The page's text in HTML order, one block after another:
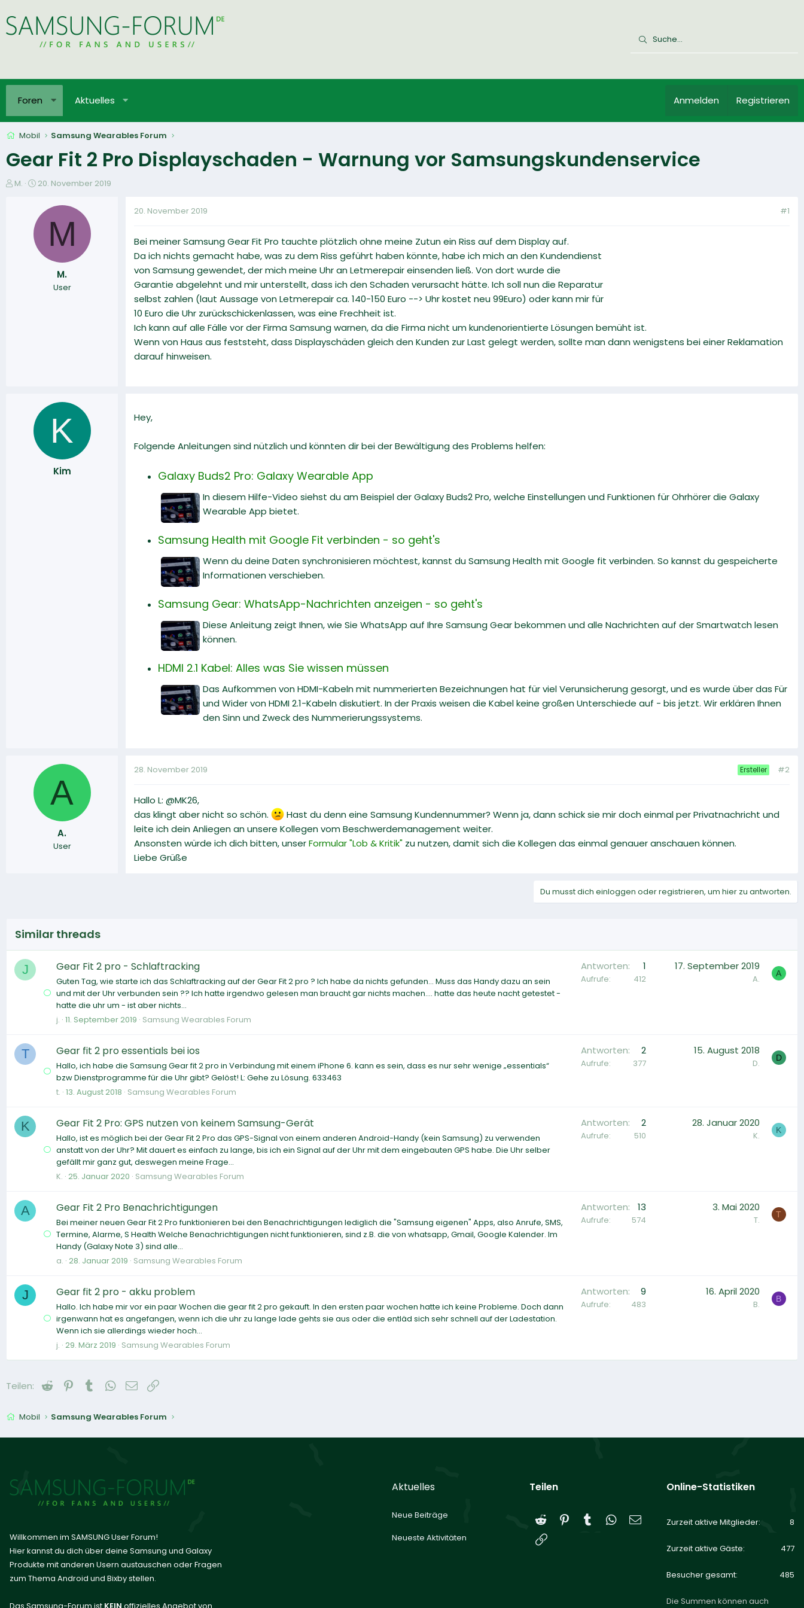
Foren Aktuelles Anmelden Registrieren
Mobil Samsung Wearables Forum
Gear Fit 2 Pro Displayschaden - Warnung vor Samsungskundenservice
E
M.
E
t
l
20. November 2019
M
M.
User
20. November 2019 #1
Bei meiner Samsung Gear Fit Pro tauchte plötzlich ohne meine Zutun ein Riss auf dem Display auf.
Da ich nichts gemacht habe, was zu dem Riss geführt haben könnte, habe ich mich an den Kundendienst
von Samsung gewendet, der mich meine Uhr an Letmerepair einsenden ließ. Von dort wurde die
Garantie abgelehnt und mir unterstellt, dass ich den Schaden verursacht hätte. Ich soll nun die Reparatur
selbst zahlen (laut Aussage von Letmerepair ca. 140-150 Euro --> Uhr kostet neu 99Euro) oder kann mir für
10 Euro die Uhr zurückschickenlassen, was eine Frechheit ist.
Ich kann auf alle Fälle vor der Firma Samsung warnen, da die Firma nicht um kundenorientierte Lösungen bemüht ist.
Wenn von Haus aus feststeht, dass Displayschäden gleich den Kunden zur Last gelegt werden, sollte man dann wenigstens bei einer Reklamation
darauf hinweisen.
K
Kim
Hey,
Folgende Anleitungen sind nützlich und könnten dir bei der Bewältigung des Problems helfen:
Galaxy Buds2 Pro: Galaxy Wearable App
In diesem Hilfe-Video siehst du am Beispiel der Galaxy Buds2 Pro, welche Einstellungen und Funktionen für Ohrhörer die Galaxy
Wearable App bietet.
Samsung Health mit Google Fit verbinden - so geht's
Wenn du deine Daten synchronisieren möchtest, kannst du Samsung Health mit Google fit verbinden. So kannst du gespeicherte
Informationen verschieben.
Samsung Gear: WhatsApp-Nachrichten anzeigen - so geht's
Diese Anleitung zeigt Ihnen, wie Sie WhatsApp auf Ihre Samsung Gear bekommen und alle Nachrichten auf der Smartwatch lesen
können.
HDMI 2.1 Kabel: Alles was Sie wissen müssen
Das Aufkommen von HDMI-Kabeln mit nummerierten Bezeichnungen hat für viel Verunsicherung gesorgt, und es wurde über das Für
und Wider von HDMI 2.1-Kabeln diskutiert. In der Praxis weisen die Kabel keine großen Unterschiede auf - bis jetzt. Wir erklären Ihnen
den Sinn und Zweck des Nummerierungssystems.
A
A.
User
28. November 2019 Ersteller #2
Hallo L: @MK26,
das klingt aber nicht so schön.
Hast du denn eine Samsung Kundennummer? Wenn ja, dann schick sie mir doch einmal per Privatnachricht und
leite ich dein Anliegen an unsere Kollegen vom Beschwerdemanagement weiter.
Ansonsten würde ich dich bitten, unserFormular "Lob & Kritik" zu nutzen, damit sich die Kollegen das einmal genauer anschauen können.
Liebe Grüße
Du musst dich einloggen oder registrieren, um hier zu antworten.
Similar threads
J Gear Fit 2 pro - Schlaftracking
Guten Tag, wie starte ich das Schlaftracking auf der Gear Fit 2 pro ? Ich habe da nichts gefunden... Muss das Handy dazu an sein
und mit der Uhr verbunden sein ?? Ich hatte irgendwo gelesen man braucht gar nichts machen.... hatte das heute nacht getestet -
hatte die uhr um - ist aber nichts...
j. 11. September 2019 Samsung Wearables Forum
Antworten 1
Aufrufe 412
17. September 2019
A. A
T Gear fit 2 pro essentials bei ios
Hallo, ich habe die Samsung Gear fit 2 pro in Verbindung mit einem iPhone 6. kann es sein, dass es nur sehr wenige „essentials“
bzw Dienstprogramme für die Uhr gibt? Gelöst! L: Gehe zu Lösung. 633463
t. 13. August 2018 Samsung Wearables Forum
Antworten 2
Aufrufe 377
15. August 2018
D. D
K Gear Fit 2 Pro: GPS nutzen von keinem Samsung-Gerät
Hallo, ist es möglich bei der Gear Fit 2 Pro das GPS-Signal von einem anderen Android-Handy (kein Samsung) zu verwenden
anstatt von der Uhr? Mit dauert es einfach zu lange, bis ich ein Signal auf der Uhr mit dem eingebauten GPS habe. Die Uhr selber
gefällt mir ganz gut, deswegen meine Frage...
K. 25. Januar 2020 Samsung Wearables Forum
Antworten 2
Aufrufe 510
28. Januar 2020
K. K
A Gear Fit 2 Pro Benachrichtigungen
Bei meiner neuen Gear Fit 2 Pro funktionieren bei den Benachrichtigungen lediglich die "Samsung eigenen" Apps, also Anrufe, SMS,
Termine, Alarme, S Health Welche Benachrichtigungen nicht funktionieren, sind z.B. die von whatsapp, Gmail, Google Kalender. Im
Handy (Galaxy Note 3) sind alle...
a. 28. Januar 2019 Samsung Wearables Forum
Antworten 13
Aufrufe 574
3. Mai 2020
T. T
J Gear fit 2 pro - akku problem
Hallo. Ich habe mir vor ein paar Wochen die gear fit 2 pro gekauft. In den ersten paar wochen hatte ich keine Probleme. Doch dann
irgenwann hat es angefangen, wenn ich die uhr zu lange lade gehts sie aus oder die entläd sich sehr schnell auf der Ladestation.
Wenn ich sie allerdings wieder hoch...
j. 29. März 2019 Samsung Wearables Forum
Antworten 9
Aufrufe 483
16. April 2020
B. B
Teilen: Reddit PinterestTumblrWhatsApp
E-Mail
Mobil Samsung Wearables Forum
Willkommen im SAMSUNG User Forum!
Hier kannst du dich über deine Samsung und Galaxy
Produkte mit anderen Usern austauschen oder Fragen
zum Thema Android und Bixby stellen.
Aktuelles
Neue Beiträge
Neueste Aktivitäten
Teilen
Reddit Pinterest
Tumblr WhatsApp
E-Mail
Online-Statistiken
Zurzeit aktive Mitglieder 8
Zurzeit aktive Gäste 477
Besucher gesamt 485
Die Summen können auch